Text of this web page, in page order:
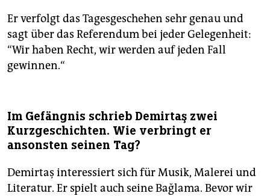
Er verfolgt das Tagesgeschehen sehr genau und
sagt über das Referendum bei jeder Gelegenheit:
“Wir haben Recht, wir werden auf jeden Fall
gewinnen.“
Im Gefängnis schrieb Demirtaş zwei
Kurzgeschichten. Wie verbringt er
ansonsten seinen Tag?
Demirtaş interessiert sich für Musik, Malerei und
Literatur. Er spielt auch seine Bağlama. Bevor wir